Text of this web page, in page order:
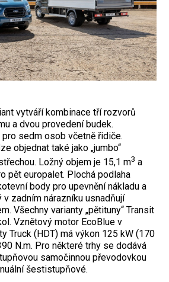
vytváří kombinace tří rozvorů
a dvou provedení budek.
pro sedm osob včetně řidiče.
objednat také jako „jumbo“
Ložný objem je 15,1 m3 a
pět europalet. Plochá podlaha
body pro upevnění nákladu a
zadním nárazníku usnadňují
Všechny varianty „pětituny“ Transit
Vznětový motor EcoBlue v
Truck (HDT) má výkon 125 kW (170
N.m. Pro některé trhy se dodává
samočinnou převodovkou
šestistupňové.